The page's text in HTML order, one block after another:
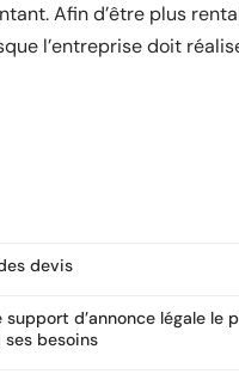
Afin d’être plus
l’entreprise doit
devis
support d’annonce légale le
besoins